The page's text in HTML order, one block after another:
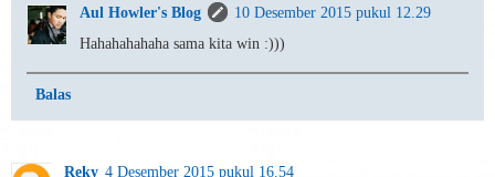
Aul Howler's Blog
10 Desember 2015 pukul 12.29
Hahahahahaha sama kita win :)))
Balas
Reky 4 Desember 2015 pukul 16.54